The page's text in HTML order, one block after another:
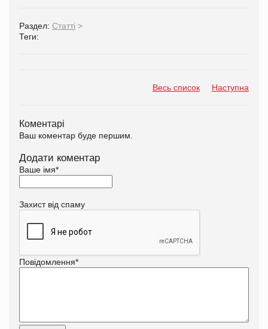
Раздел: Статті >
Теги:
Весь список Наступна
Коментарі
Ваш коментар буде першим.
Додати коментар
Ваше імя*
Захист від спаму
Повідомлення*